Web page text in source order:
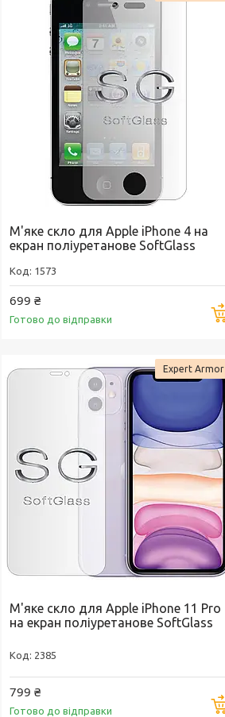
Купити
М'яке скло для Apple iPhone 4 на
екран поліуретанове SoftGlass
1573
699 ₴
Готово до відправки
Купити
Expert Armor
М'яке скло для Apple iPhone 11 Pro
на екран поліуретанове SoftGlass
2385
799 ₴
Готово до відправки